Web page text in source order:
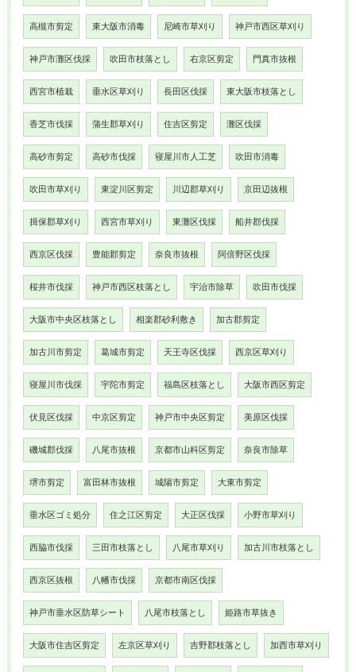
高槻市剪定 東大阪市消毒 尼崎市草刈り 神戸市西区草刈り
神戸市灘区伐採 吹田市枝落とし 右京区剪定 門真市抜根
西宮市植栽 垂水区草刈り 長田区伐採 東大阪市枝落とし
香芝市伐採 蒲生郡草刈り 住吉区剪定 灘区伐採
高砂市剪定 高砂市伐採 寝屋川市人工芝 吹田市消毒
吹田市草刈り 東淀川区剪定 川辺郡草刈り 京田辺抜根
揖保郡草刈り 西宮市草刈り 東灘区伐採 船井郡伐採
西京区伐採 豊能郡剪定 奈良市抜根 阿倍野区伐採
桜井市伐採 神戸市西区枝落とし 宇治市除草 吹田市伐採
大阪市中央区枝落とし 相楽郡砂利敷き 加古郡剪定
加古川市剪定 葛城市剪定 天王寺区伐採 西京区草刈り
寝屋川市伐採 宇陀市剪定 福島区枝落とし 大阪市西区剪定
伏見区伐採 中京区剪定 神戸市中央区剪定 美原区伐採
磯城郡伐採 八尾市抜根 京都市山科区剪定 奈良市除草
堺市剪定 富田林市抜根 城陽市剪定 大東市剪定
垂水区ゴミ処分 住之江区剪定 大正区伐採 小野市草刈り
西脇市伐採 三田市枝落とし 八尾市草刈り 加古川市枝落とし
西京区抜根 八幡市伐採 京都市南区伐採
神戸市垂水区防草シート 八尾市枝落とし 姫路市草抜き
大阪市住吉区剪定 左京区草刈り 吉野郡枝落とし 加西市草刈り